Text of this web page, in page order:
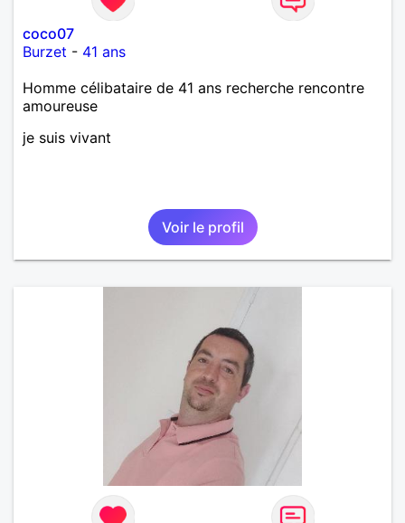
coco07
Burzet - 41 ans
Homme célibataire de 41 ans recherche rencontre
amoureuse
je suis vivant
Voir le profil